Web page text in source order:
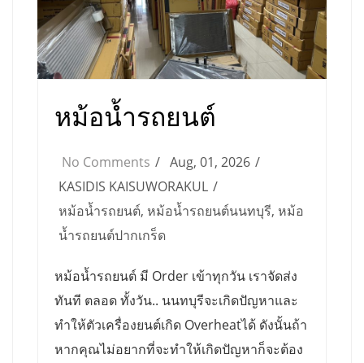
หม้อน้ำรถยนต์
No Comments
Aug, 01, 2026
KASIDIS KAISUWORAKUL
หม้อน้ำรถยนต์, หม้อน้ำรถยนต์นนทบุรี, หม้อ
น้ำรถยนต์ปากเกร็ด
หม้อน้ำรถยนต์ มี Order เข้าทุกวัน เราจัดส่ง
ทันที ตลอด ทั้งวัน.. นนทบุรีจะเกิดปัญหาและ
ทำให้ตัวเครื่องยนต์เกิด Overheatได้ ดังนั้นถ้า
หากคุณไม่อยากที่จะทำให้เกิดปัญหาก็จะต้อง